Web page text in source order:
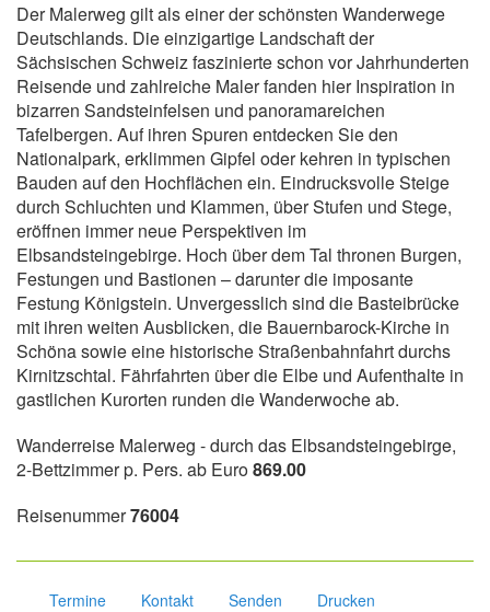
Der Malerweg gilt als einer der schönsten Wanderwege
Deutschlands. Die einzigartige Landschaft der
Sächsischen Schweiz faszinierte schon vor Jahrhunderten
Reisende und zahlreiche Maler fanden hier Inspiration in
bizarren Sandsteinfelsen und panoramareichen
Tafelbergen. Auf ihren Spuren entdecken Sie den
Nationalpark, erklimmen Gipfel oder kehren in typischen
Bauden auf den Hochflächen ein. Eindrucksvolle Steige
durch Schluchten und Klammen, über Stufen und Stege,
eröffnen immer neue Perspektiven im
Elbsandsteingebirge. Hoch über dem Tal thronen Burgen,
Festungen und Bastionen – darunter die imposante
Festung Königstein. Unvergesslich sind die Basteibrücke
mit ihren weiten Ausblicken, die Bauernbarock-Kirche in
Schöna sowie eine historische Straßenbahnfahrt durchs
Kirnitzschtal. Fährfahrten über die Elbe und Aufenthalte in
gastlichen Kurorten runden die Wanderwoche ab.
Wanderreise Malerweg - durch das Elbsandsteingebirge,
2-Bettzimmer p. Pers. ab Euro869.00
Reisenummer76004
Termine Kontakt Senden Drucken